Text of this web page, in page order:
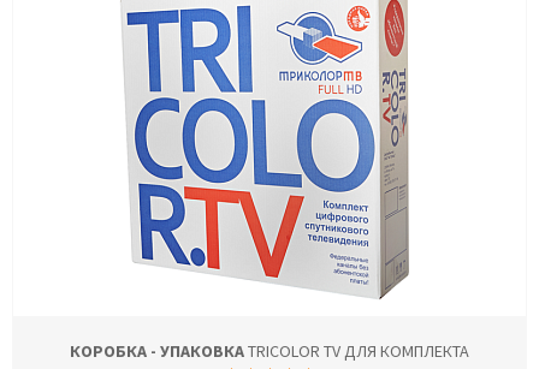
КОРОБКА - УПАКОВКАTRICOLOR TV ДЛЯ КОМПЛЕКТА